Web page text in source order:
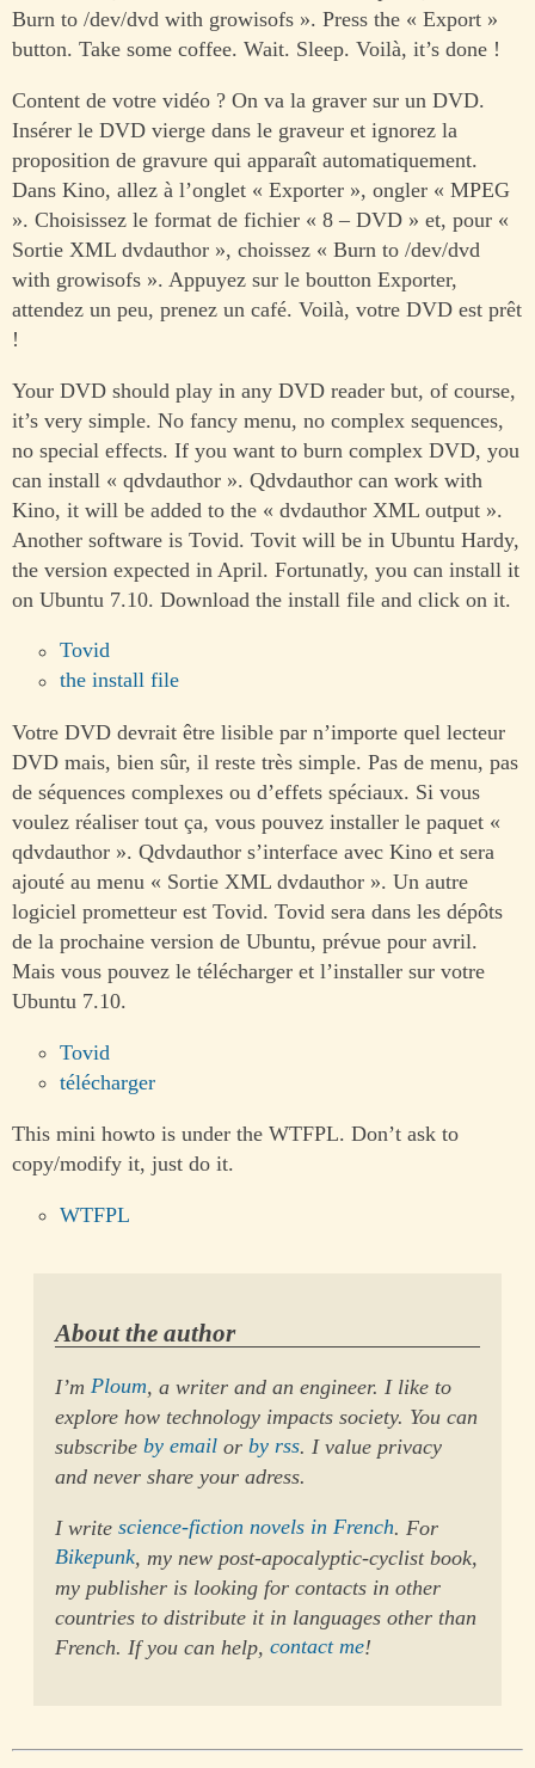
Burn to /dev/dvd with growisofs ». Press the « Export »
button. Take some coffee. Wait. Sleep. Voilà, it’s done !
Content de votre vidéo ? On va la graver sur un DVD.
Insérer le DVD vierge dans le graveur et ignorez la
proposition de gravure qui apparaît automatiquement.
Dans Kino, allez à l’onglet « Exporter », ongler « MPEG
». Choisissez le format de fichier « 8 – DVD » et, pour «
Sortie XML dvdauthor », choissez « Burn to /dev/dvd
with growisofs ». Appuyez sur le boutton Exporter,
attendez un peu, prenez un café. Voilà, votre DVD est prêt
!
Your DVD should play in any DVD reader but, of course,
it’s very simple. No fancy menu, no complex sequences,
no special effects. If you want to burn complex DVD, you
can install « qdvdauthor ». Qdvdauthor can work with
Kino, it will be added to the « dvdauthor XML output ».
Another software is Tovid. Tovit will be in Ubuntu Hardy,
the version expected in April. Fortunatly, you can install it
on Ubuntu 7.10. Download the install file and click on it.
Tovid
the install file
Votre DVD devrait être lisible par n’importe quel lecteur
DVD mais, bien sûr, il reste très simple. Pas de menu, pas
de séquences complexes ou d’effets spéciaux. Si vous
voulez réaliser tout ça, vous pouvez installer le paquet «
qdvdauthor ». Qdvdauthor s’interface avec Kino et sera
ajouté au menu « Sortie XML dvdauthor ». Un autre
logiciel prometteur est Tovid. Tovid sera dans les dépôts
de la prochaine version de Ubuntu, prévue pour avril.
Mais vous pouvez le télécharger et l’installer sur votre
Ubuntu 7.10.
Tovid
télécharger
This mini howto is under the WTFPL. Don’t ask to
copy/modify it, just do it.
WTFPL
About the author
I’mPloum, a writer and an engineer. I like to
explore how technology impacts society. You can
subscribeby email orby rss. I value privacy
and never share your adress.
I writescience-fiction novels in French. For
Bikepunk, my new post-apocalyptic-cyclist book,
my publisher is looking for contacts in other
countries to distribute it in languages other than
French. If you can help,contact me!